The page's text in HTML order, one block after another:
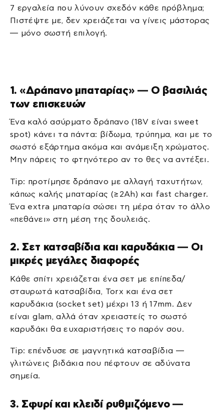
7 εργαλεία που λύνουν σχεδόν κάθε πρόβλημα;
Πιστέψτε με, δεν χρειάζεται να γίνεις μάστορας
— μόνο σωστή επιλογή.
1. «Δράπανο μπαταρίας» — Ο βασιλιάς
των επισκευών
Ένα καλό ασύρματο δράπανο (18V είναι sweet
spot) κάνει τα πάντα: βίδωμα, τρύπημα, και με το
σωστό εξάρτημα ακόμα και ανάμειξη χρώματος.
Μην πάρεις το φτηνότερο αν το θες να αντέξει.
Tip: προτίμησε δράπανο με αλλαγή ταχυτήτων,
κάπως καλής μπαταρίας (≥2Ah) και fast charger.
Ένα extra μπαταρία σώσει τη μέρα όταν το άλλο
«πεθάνει» στη μέση της δουλειάς.
2. Σετ κατσαβίδια και καρυδάκια — Οι
μικρές μεγάλες διαφορές
Κάθε σπίτι χρειάζεται ένα σετ με επίπεδα/
σταυρωτά κατσαβίδια, Torx και ένα σετ
καρυδάκια (socket set) μέχρι 13 ή 17mm. Δεν
είναι glam, αλλά όταν χρειαστείς το σωστό
καρυδάκι θα ευχαριστήσεις το παρόν σου.
Tip: επένδυσε σε μαγνητικά κατσαβίδια —
γλιτώνεις βιδάκια που πέφτουν σε αδύνατα
σημεία.
3. Σφυρί και κλειδί ρυθμιζόμενο —